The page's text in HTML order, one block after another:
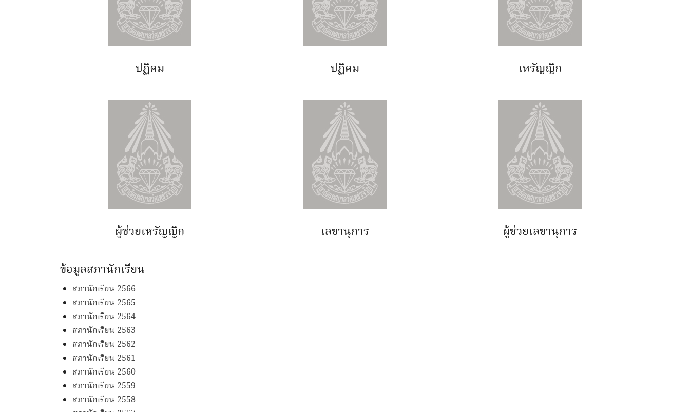
ปฏิคม ปฏิคม เหรัญญิก
ผู้ช่วยเหรัญญิก เลขานุการ ผู้ช่วยเลขานุการ
ข้อมูลสภานักเรียน
สภานักเรียน 2566
สภานักเรียน 2565
สภานักเรียน 2564
สภานักเรียน 2563
สภานักเรียน 2562
สภานักเรียน 2561
สภานักเรียน 2560
สภานักเรียน 2559
สภานักเรียน 2558